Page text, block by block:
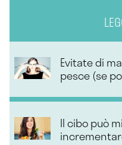
Evitate di
pesce (se
Il cibo può